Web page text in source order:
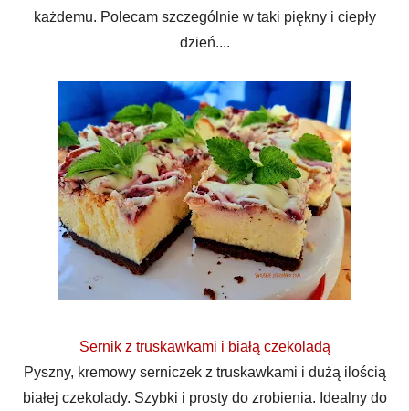
każdemu. Polecam szczególnie w taki piękny i ciepły
dzień....
Sernik z truskawkami i białą czekoladą
Pyszny, kremowy serniczek z truskawkami i dużą ilością
białej czekolady. Szybki i prosty do zrobienia. Idealny do